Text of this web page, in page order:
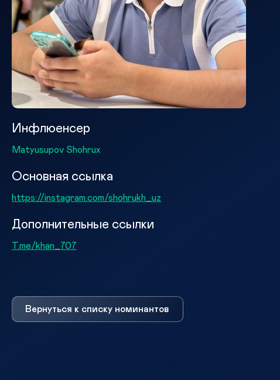
Инфлюенсер
Matyusupov Shohrux
Основная ссылка
https://instagram.com/shohrukh_uz
Дополнительные ссылки
T.me/khan_707
Вернуться к списку номинантов